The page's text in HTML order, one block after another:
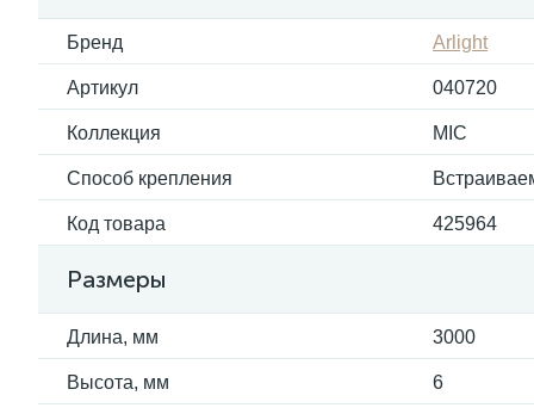
Бренд Arlight
Артикул 040720
Коллекция MIC
Способ крепления
Код товара 425964
Размеры
Длина, мм 3000
Высота, мм 6